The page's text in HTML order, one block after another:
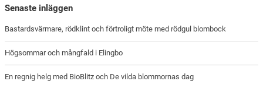
Senaste inläggen
Bastardsvärmare, rödklint och förtroligt möte med rödgul blombock
Högsommar och mångfald i Elingbo
En regnig helg med BioBlitz och De vilda blommornas dag